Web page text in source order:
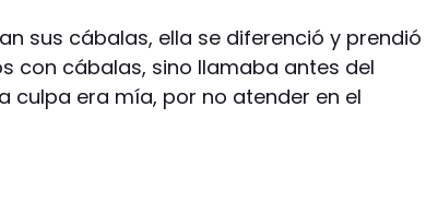
sus cábalas, ella se diferenció y prendió
con cábalas, sino llamaba antes del
culpa era mía, por no atender en el